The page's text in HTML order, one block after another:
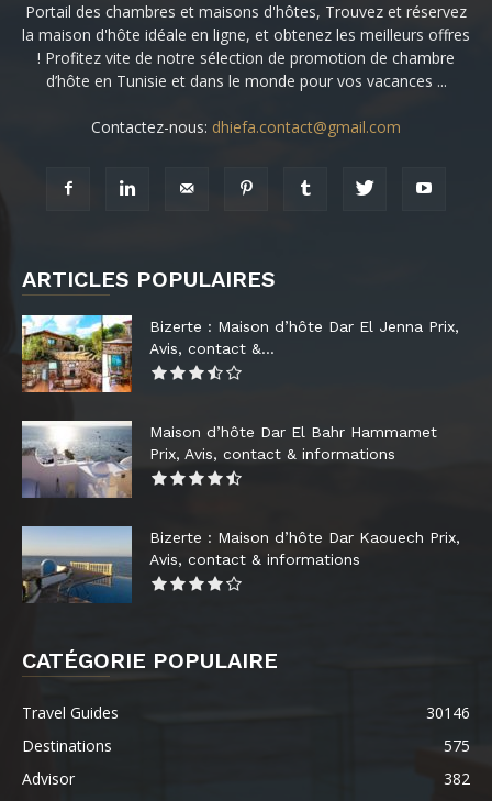
Portail des chambres et maisons d'hôtes, Trouvez et réservez
la maison d'hôte idéale en ligne, et obtenez les meilleurs offres
! Profitez vite de notre sélection de promotion de chambre
d’hôte en Tunisie et dans le monde pour vos vacances ...
Contactez-nous: dhiefa.contact@gmail.com
ARTICLES POPULAIRES
Bizerte : Maison d’hôte Dar El Jenna Prix,
Avis, contact &...
Maison d’hôte Dar El Bahr Hammamet
Prix, Avis, contact & informations
Bizerte : Maison d’hôte Dar Kaouech Prix,
Avis, contact & informations
CATÉGORIE POPULAIRE
Travel Guides
30146
Destinations
575
Advisor
382